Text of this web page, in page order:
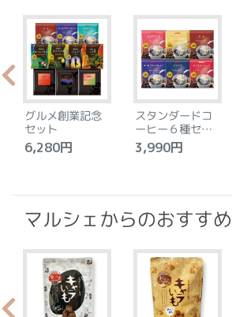
グルメ創業記念
セット
6,280円
スタンダードコ
ーヒー６種セッ
ト
3,990円
マルシェからのおすすめ